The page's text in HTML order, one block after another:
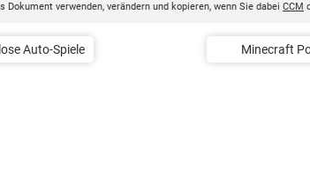
Dokument verwenden, verändern und kopieren, wenn Sie dabei CCM
Auto-Spiele
Minecraft